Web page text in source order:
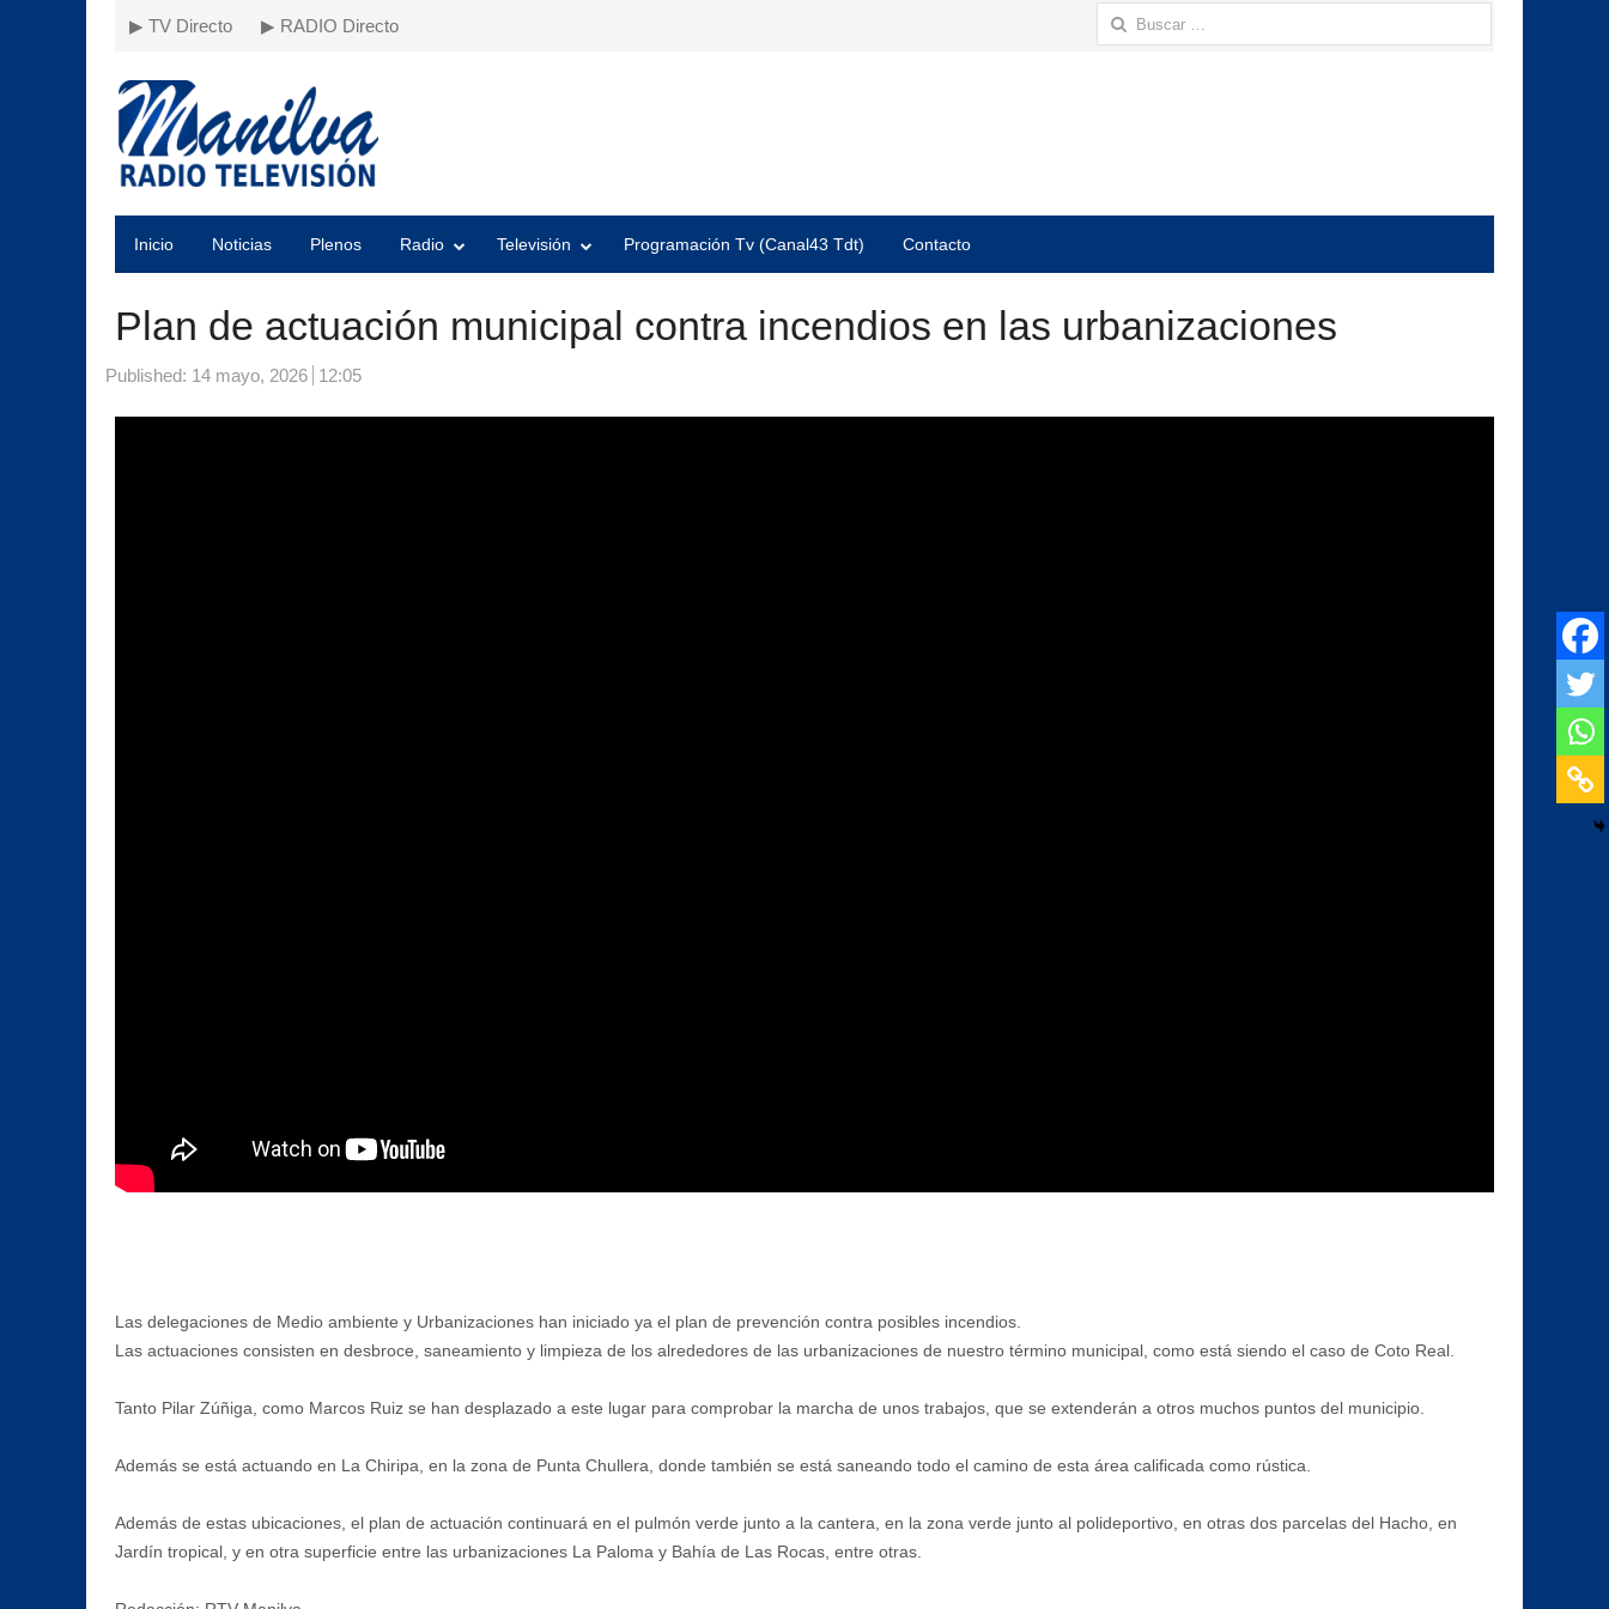
▶ TV Directo ▶ RADIO Directo Buscar:
Inicio Noticias Plenos Radio Televisión Programación Tv (Canal43 Tdt) Contacto
Plan de actuación municipal contra incendios en las urbanizaciones
Published: 14 mayo, 2026 12:05
Las delegaciones de Medio ambiente y Urbanizaciones han iniciado ya el plan de prevención contra posibles incendios.
Las actuaciones consisten en desbroce, saneamiento y limpieza de los alrededores de las urbanizaciones de nuestro término municipal, como está siendo el caso de Coto Real.
Tanto Pilar Zúñiga, como Marcos Ruiz se han desplazado a este lugar para comprobar la marcha de unos trabajos, que se extenderán a otros muchos puntos del municipio.
Además se está actuando en La Chiripa, en la zona de Punta Chullera, donde también se está saneando todo el camino de esta área calificada como rústica.
Además de estas ubicaciones, el plan de actuación continuará en el pulmón verde junto a la cantera, en la zona verde junto al polideportivo, en otras dos parcelas del Hacho, en
Jardín tropical, y en otra superficie entre las urbanizaciones La Paloma y Bahía de Las Rocas, entre otras.